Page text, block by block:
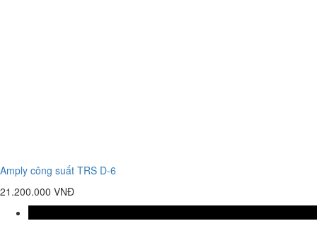
Amply công suất TRS D-6
21.200.000 VNĐ